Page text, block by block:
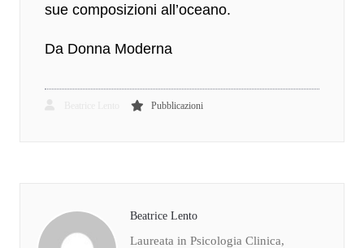
sue composizioni all’oceano.
Da Donna Moderna
Pubblicazioni
Beatrice Lento
Laureata in Psicologia Clinica,